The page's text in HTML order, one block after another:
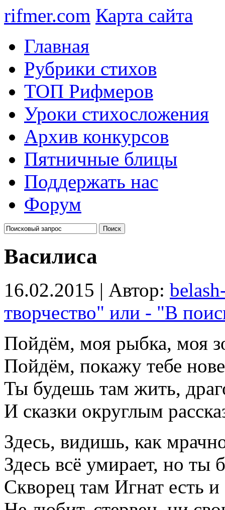
rifmer.com Карта сайта
Главная
Рубрики стихов
ТОП Рифмеров
Уроки стихосложения
Архив конкурсов
Пятничные блицы
Поддержать нас
Форум
Василиса
16.02.2015 | Автор:
творчество" или - "В
Пойдём, моя рыбка, моя
Пойдём, покажу тебе
Ты будешь там жить,
И сказки округлым
Здесь, видишь, как
Здесь всё умирает, но
Скворец там Игнат есть